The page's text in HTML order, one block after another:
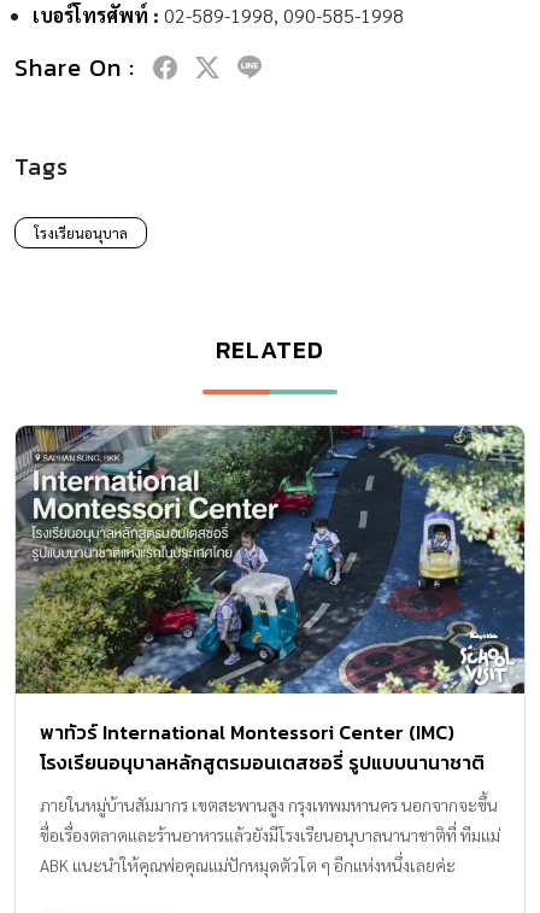
เบอร์โทรศัพท์ : 02-589-1998, 090-585-1998
Share On :
Tags
โรงเรียนอนุบาล
RELATED
พาทัวร์ International Montessori Center (IMC)
โรงเรียนอนุบาลหลักสูตรมอนเตสซอรี่ รูปแบบนานาชาติ
แห่งแรกในประเทศไทย
ภายในหมู่บ้านสัมมากร เขตสะพานสูง กรุงเทพมหานคร นอกจากจะขึ้น
ชื่อเรื่องตลาดและร้านอาหารแล้วยังมีโรงเรียนอนุบาลนานาชาติที่ ทีมแม่
ABK แนะนำให้คุณพ่อคุณแม่ปักหมุดตัวโต ๆ อีกแห่งหนึ่งเลยค่ะ